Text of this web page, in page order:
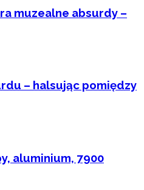
muzealne absurdy –
– halsując pomiędzy
aluminium, 7900